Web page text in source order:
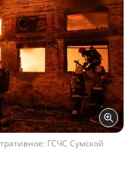
ГСЧС Сумской